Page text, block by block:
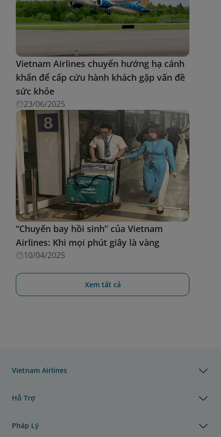
Vietnam Airlines chuyển hướng hạ cánh
khẩn để cấp cứu hành khách gặp vấn đề
sức khỏe
23/06/2025
“Chuyến bay hồi sinh” của Vietnam
Airlines: Khi mọi phút giây là vàng
10/04/2025
Xem tất cả
Vietnam Airlines
Hỗ Trợ
Pháp Lý